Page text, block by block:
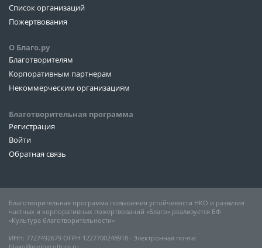
Список организаций
Пожертвования
О Благо.ру
Благотворителям
Корпоративным партнерам
Некоммерческим организациям
Благотворительная программа
Регистрация
Войти
Обратная связь
Благотворительная программа повышения устойчивости НКО и развития
частных и корпоративных пожертвований «Благо» реализуется БФ
«Культура благотворительности»
ИНН: 7727492679 ОГРН 1227700248918 ∙ Электронная почта: